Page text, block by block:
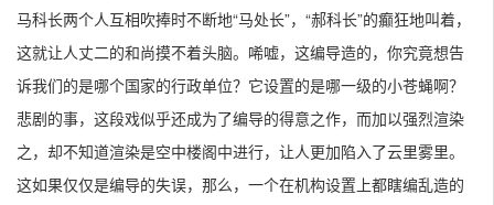
马科长两个人互相吹捧时不断地“马处长”，“郝科长”的癫狂地叫着，
这就让人丈二的和尚摸不着头脑。唏嘘，这编导造的，你究竟想告
诉我们的是哪个国家的行政单位？它设置的是哪一级的小苍蝇啊？
悲剧的事，这段戏似乎还成为了编导的得意之作，而加以强烈渲染
之，却不知道渲染是空中楼阁中进行，让人更加陷入了云里雾里。
这如果仅仅是编导的失误，那么，一个在机构设置上都瞎编乱造的